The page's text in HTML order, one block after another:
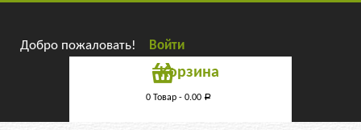
Добро пожаловать! Войти
Корзина
0 Товар - 0.00 Р